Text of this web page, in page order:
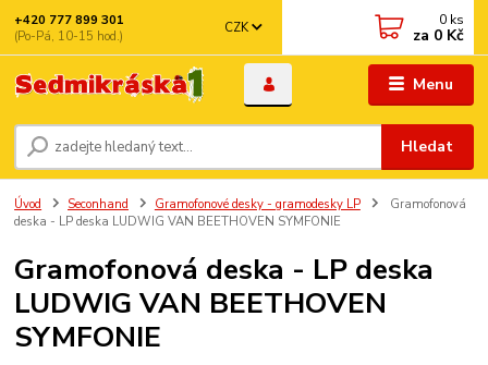
Menu
CZK
Hledat
+420 777 899 301
(Po-Pá, 10-15 hod.)
0 ks
za 0 Kč
Úvod Seconhand Gramofonové desky - gramodesky LP
Gramofonová
deska - LP deska LUDWIG VAN BEETHOVEN SYMFONIE
Gramofonová deska - LP deska
LUDWIG VAN BEETHOVEN
SYMFONIE